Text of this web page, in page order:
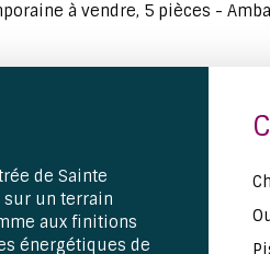
à vendre, 5 pièces -
de Sainte
sur un terrain
aux finitions
énergétiques de